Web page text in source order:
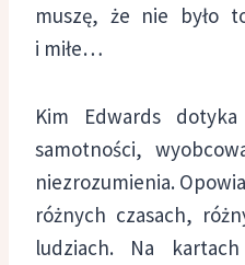
muszę, że nie było
i miłe…
Kim Edwards
samotności,
niezrozumienia.
różnych czasach,
ludziach. Na